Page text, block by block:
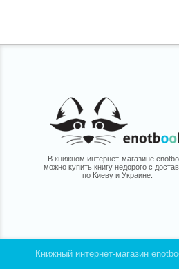
В книжном интернет-магазине
можно купить книгу недорого с
по Киеву и Украине.
Книжный интернет-магазин